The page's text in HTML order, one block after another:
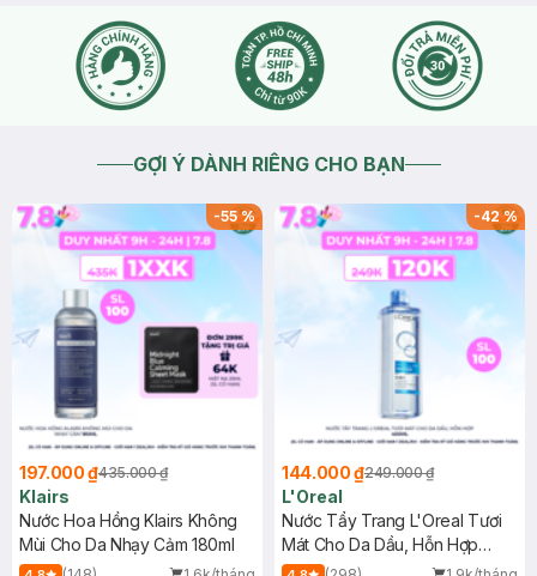
2025-06-25Thích
GỢI Ý DÀNH RIÊNG CHO BẠN
-55%
197.000 ₫435.000 ₫
Klairs
Nước Hoa Hồng Klairs Không
Mùi Cho Da Nhạy Cảm 180ml
-42%
144.000 ₫249.000 ₫
L'Oreal
Nước Tẩy Trang L'Oreal Tươi
Mát Cho Da Dầu, Hỗn Hợp
400ml